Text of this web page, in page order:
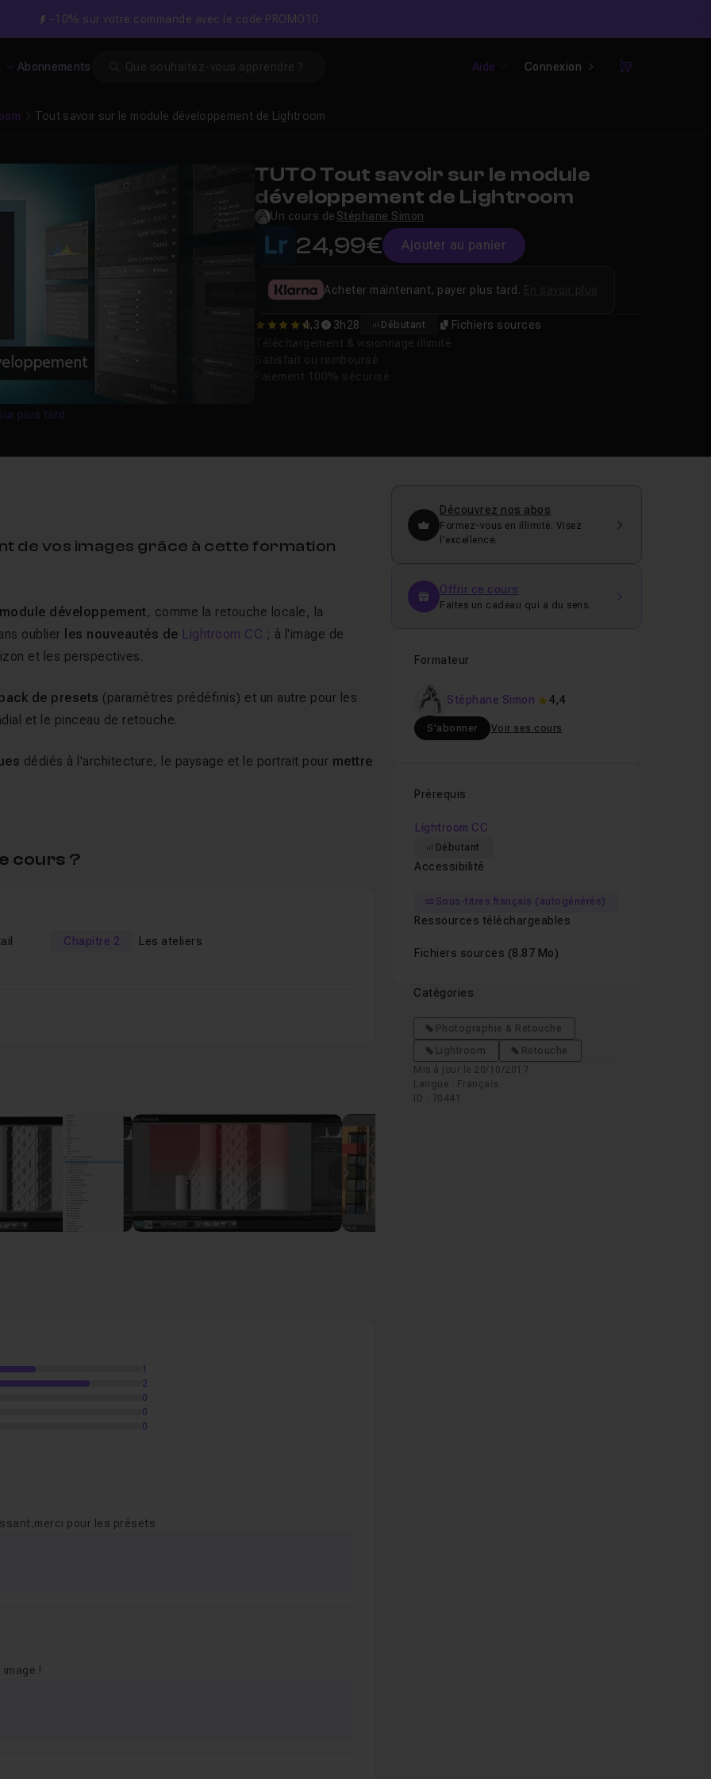
-10% sur votre commande avec le code PROMO10
Abonnements Aide Connexion
Panier
Tout savoir sur le module développement de Lightroom
plus tard
TUTO Tout savoir sur le module
développement de Lightroom
Un cours de Stéphane Simon
24,99€ Ajouter au panier
4.3333333333333
4,3 3h28 Débutant Fichiers sources
Acheter maintenant, payer plus tard.
de vos images grâce à cette formation
développement , comme la retouche locale, la
oublier les nouveautés de Lightroom CC ; à l'image de
et les perspectives.
de presets (paramètres prédéfinis) et un autre pour les
et le pinceau de retouche.
dédiés à l'architecture, le paysage et le portrait pour mettre
pour répondre à toutes vos questions.
cours ?
Chapitre 2 Les ateliers
Images suivantes
1
2
0
0
0
pour les présets
!
Découvrez nos abos
Formez-vous en illimité. Visez
l’excellence.
Offrir ce cours
Faites un cadeau qui a du sens.
Formateur
Stéphane Simon 4,4
S'abonner Voir ses cours
Prérequis
Lightroom CC
Débutant
Accessibilité
Sous-titres français (autogénérés)
Ressources téléchargeables
Fichiers sources (8.87 Mo)
Catégories
Photographie & Retouche
Lightroom
Retouche
Mis à jour le 20/10/2017
Langue : Français
ID : 70441